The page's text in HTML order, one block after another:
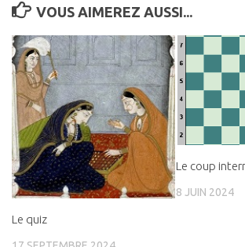
VOUS AIMEREZ AUSSI...
Le quiz
Le coup
8 JUIN 2024